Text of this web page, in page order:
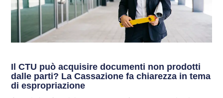
Il CTU può acquisire documenti non prodotti
dalle parti? La Cassazione fa chiarezza in tema
di espropriazione